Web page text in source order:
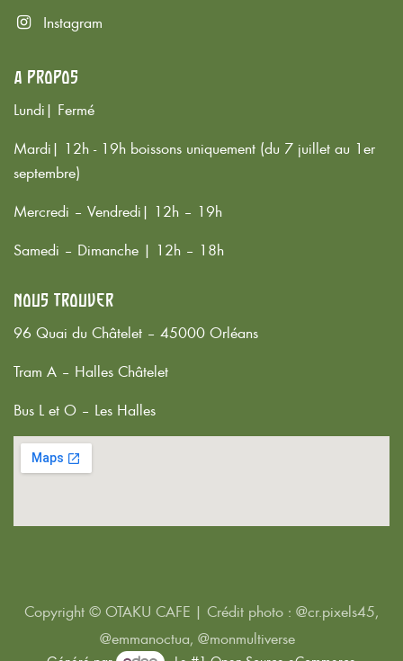
Instagram
À propos
Lundi| Fermé
Mardi| 12h - 19h boissons uniquement (du 7 juillet au 1er
septembre)
Mercredi – Vendredi| 12h – 19h
Samedi – Dimanche | 12h – 18h
Nous trouver
96 Quai du Châtelet – 45000 Orléans
Tram A – Halles Châtelet
Bus L et O – Les Halles
Copyright © OTAKU CAFE | Crédit photo : @cr.pixels45,
@emmanoctua, @monmultiverse